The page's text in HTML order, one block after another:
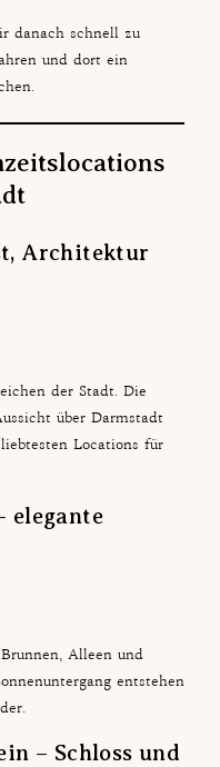
danach schnell zu
und dort ein
Architektur
der Stadt. Die
über Darmstadt
Locations für
elegante
Alleen und
entstehen
– Schloss und